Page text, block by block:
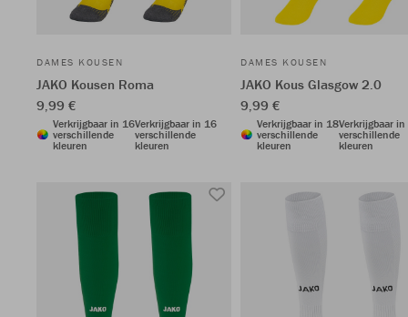
DAMES KOUSEN
JAKO Kousen Roma
9,99 €
Verkrijgbaar in 16
verschillende
kleuren
Verkrijgbaar in 16
verschillende
kleuren
DAMES KOUSEN
JAKO Kous Glasgow 2.0
9,99 €
Verkrijgbaar in 18
verschillende
kleuren
Verkrijgbaar
verschillende
kleuren